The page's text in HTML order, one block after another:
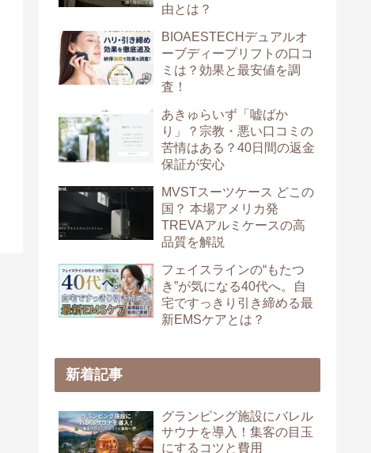
由とは？
BIOAESTECHデュアルオ
ーブディープリフトの口コ
ミは？効果と最安値を調
査！
あきゅらいず「嘘ばか
り」？宗教・悪い口コミの
苦情はある？40日間の返金
保証が安心
MVSTスーツケース どこの
国？ 本場アメリカ発
TREVAアルミケースの高
品質を解説
フェイスラインの“もたつ
き”が気になる40代へ。自
宅ですっきり引き締める最
新EMSケアとは？
新着記事
グランピング施設にバレル
サウナを導入！集客の目玉
にするコツと費用